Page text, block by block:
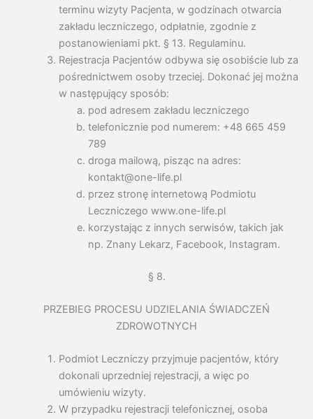
terminu wizyty Pacjenta, w godzinach otwarcia
zakładu leczniczego, odpłatnie, zgodnie z
postanowieniami pkt. § 13. Regulaminu.
Rejestracja Pacjentów odbywa się osobiście lub za
pośrednictwem osoby trzeciej. Dokonać jej można
w następujący sposób:
pod adresem zakładu leczniczego
telefonicznie pod numerem: +48 665 459
789
droga mailową, pisząc na adres:
kontakt@one-life.pl
przez stronę internetową Podmiotu
Leczniczego www.one-life.pl
korzystając z innych serwisów, takich jak
np. Znany Lekarz, Facebook, Instagram.
§ 8.
PRZEBIEG PROCESU UDZIELANIA ŚWIADCZEŃ
ZDROWOTNYCH
Podmiot Leczniczy przyjmuje pacjentów, który
dokonali uprzedniej rejestracji, a więc po
umówieniu wizyty.
W przypadku rejestracji telefonicznej, osoba